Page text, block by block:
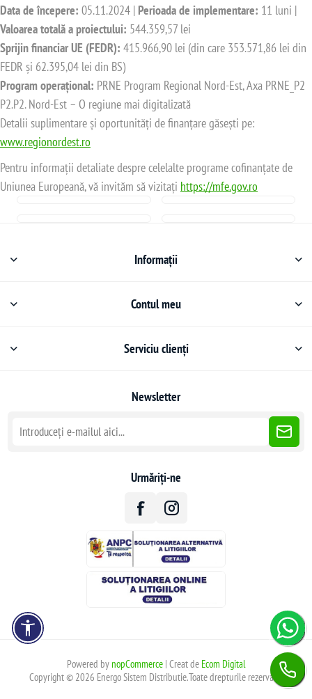
Data de începere: 05.11.2024 | Perioada de implementare: 11 luni |
Valoarea totală a proiectului: 544.359,57 lei
Sprijin financiar UE (FEDR): 415.966,90 lei (din care 353.571,86 lei din
FEDR și 62.395,04 lei din BS)
Program operațional: PRNE Program Regional Nord-Est, Axa PRNE_P2
P2.P2. Nord-Est – O regiune mai digitalizată
Detalii suplimentare și oportunități de finanțare găsești pe:
www.regionordest.ro
Pentru informații detaliate despre celelalte programe cofinanțate de
Uniunea Europeană, vă invităm să vizitați https://mfe.gov.ro
Informații
Contul meu
Serviciu clienți
Newsletter
Urmăriți-ne
Powered bynopCommerce| Creat de Ecom Digital
Copyright © 2026 Energo Sistem Distributie.Toate drepturile rezervate.